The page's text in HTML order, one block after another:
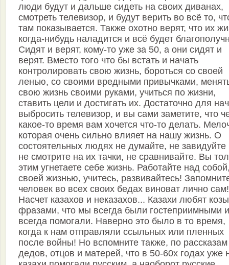
люди будут и дальше сидеть на своих диванах,
смотреть телевизор, и будут верить во всё то,
там показывается. Также охотно верят, что их
когда-нибудь наладится и всё будет
Сидят и верят, кому-то уже за 50, а они сидят и
верят. Вместо того что бы встать и начать
контролировать свою жизнь, бороться со своей
ленью, со своими вредными привычками,
свою жизнь своими руками, учиться по жизни,
ставить цели и достигать их. Достаточно для
выбросить телевизор, и вы сами заметите, что
какое-то время вам хочется что-то делать.
которая очень сильно влияет на нашу жизнь. О
состоятельных людях не думайте, не завидуйте
не смотрите на их тачки, не сравнивайте. Вы
этим угнетаете себе жизнь. Работайте над
своей жизнью, учитесь, развивайтесь!
человек во всех своих бедах виноват лично сам!
Насчет казахов и неказахов... Казахи любят
фразами, что мы всегда были гостеприимными и
всегда помогали. Наверно это было в то время,
когда к нам отправляли ссыльных или пленных
после войны! Но вспомните также, по рассказам
дедов, отцов и матерей, что в 50-60х годах уже